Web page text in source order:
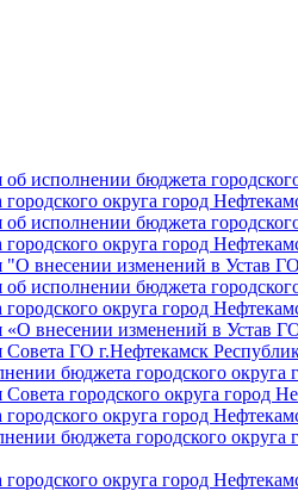
исполнении бюджета
округа город
исполнении бюджета
округа город
внесении изменений в Устав
исполнении бюджета
округа город
внесении изменений в Устав
ГО г.Нефтекамск
бюджета городского округа
городского округа город
округа город
бюджета городского округа
округа город